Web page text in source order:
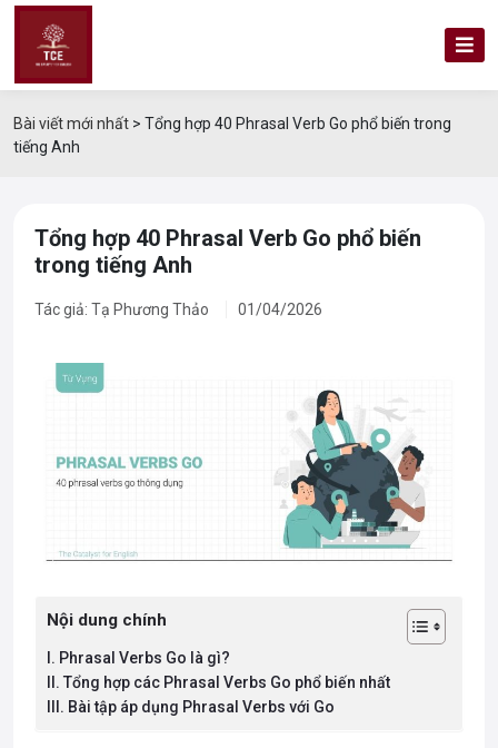
Bài viết mới nhất > Tổng hợp 40 Phrasal Verb Go phổ biến trong
tiếng Anh
Tổng hợp 40 Phrasal Verb Go phổ biến
trong tiếng Anh
Tác giả: Tạ Phương Thảo 01/04/2026
Nội dung chính
I. Phrasal Verbs Go là gì?
II. Tổng hợp các Phrasal Verbs Go phổ biến nhất
III. Bài tập áp dụng Phrasal Verbs với Go